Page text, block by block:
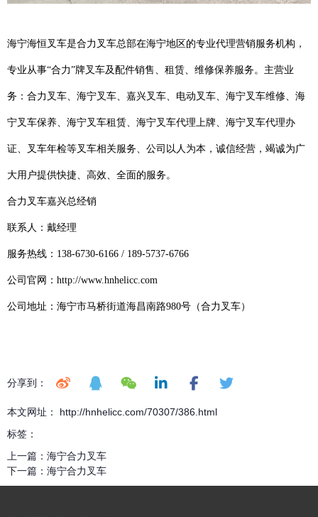
海宁海恒叉车是合力叉车总部在海宁地区的专业代理营销服务机构，
专业从事“合力”牌叉车及配件销售、租赁、维修保养服务。主营业
务：合力叉车、海宁叉车、嘉兴叉车、电动叉车、海宁叉车维修、海
宁叉车保养、海宁叉车租赁、海宁叉车代理上牌、海宁叉车代理办
证、叉车年检等叉车相关服务、公司以人为本，诚信经营，竭诚为广
大用户提供快捷、高效、全面的服务。
合力叉车嘉兴总经销
联系人：戴经理
服务热线：138-6730-6166 / 189-5737-6766
公司官网：http://www.hnhelicc.com
公司地址：海宁市马桥街道海昌南路980号（合力叉车）
分享到：
本文网址： http://hnhelicc.com/70307/386.html
标签：
上一篇： 海宁合力叉车
下一篇： 海宁合力叉车